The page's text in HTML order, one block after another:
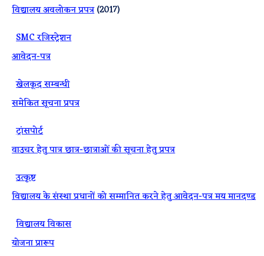
विद्यालय अवलोकन प्रपत्र(2017)
SMC रजिस्ट्रेशन
आवेदन-पत्र
खेलकूद सम्बन्धी
समेकित सूचना प्रपत्र
ट्रांसपोर्ट
वाउचर हेतु पात्र छात्र-छात्राओं की सूचना हेतु प्रपत्र
उत्कृष्ट
विद्यालय के संस्था प्रधानों को सम्मानित करने हेतु आवेदन-पत्र मय मानदण्ड
विद्यालय विकास
योजना प्रारूप